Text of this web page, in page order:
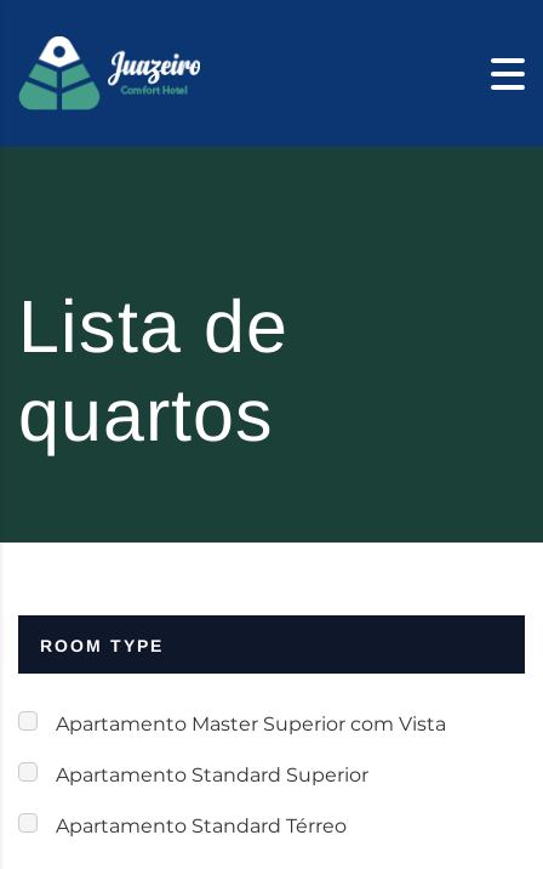
Lista de
quartos
ROOM TYPE
Apartamento Master Superior com Vista
Apartamento Standard Superior
Apartamento Standard Térreo